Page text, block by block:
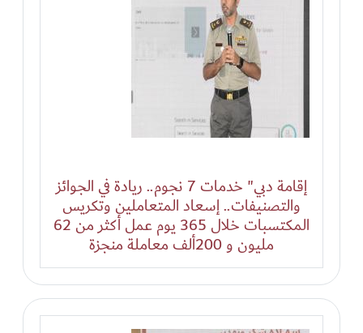
إقامة دبي" خدمات 7 نجوم.. ريادة في الجوائز
والتصنيفات.. إسعاد المتعاملين وتكريس
المكتسبات خلال 365 يوم عمل أكثر من 62
مليون و 200ألف معاملة منجزة